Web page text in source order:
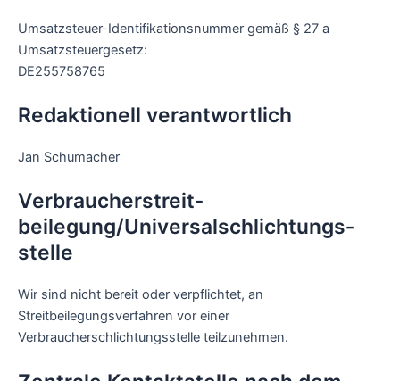
Umsatzsteuer-Identifikationsnummer gemäß § 27 a
Umsatzsteuergesetz:
DE255758765
Redaktionell verantwortlich
Jan Schumacher
Verbraucher­streit­
beilegung/Universal­schlichtungs­
stelle
Wir sind nicht bereit oder verpflichtet, an
Streitbeilegungsverfahren vor einer
Verbraucherschlichtungsstelle teilzunehmen.